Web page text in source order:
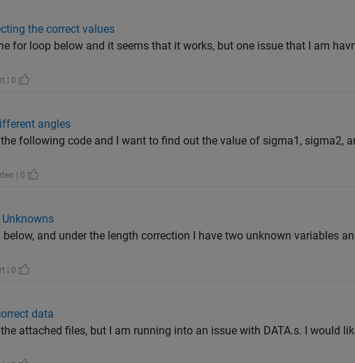
the correct values
for loop below and it seems that it works, but one issue that I am
| 0
angles
following code and I want to find out the value of sigma1, sigma2,
| 0
below, and under the length correction I have two unknown variables
| 0
data
attached files, but I am running into an issue with DATA.s. I would